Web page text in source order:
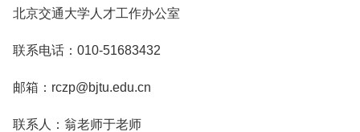
北京交通大学人才工作办公室
联系电话：010-51683432
邮箱：rczp@bjtu.edu.cn
联系人：翁老师于老师